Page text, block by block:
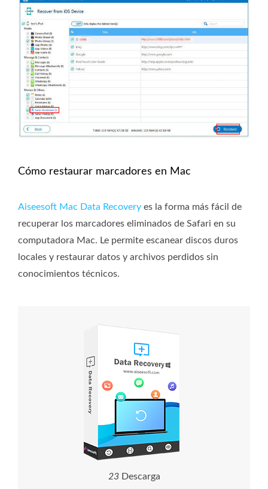
Cómo restaurar marcadores en Mac
Aiseesoft Mac Data Recovery es la forma más fácil de
recuperar los marcadores eliminados de Safari en su
computadora Mac. Le permite escanear discos duros
locales y restaurar datos y archivos perdidos sin
conocimientos técnicos.
23Descarga